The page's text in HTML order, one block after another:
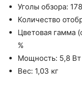
Уголы обзора:
Количество
Цветовая гамма
%
Мощность: 5,8 Вт
Вес: 1,03 кг